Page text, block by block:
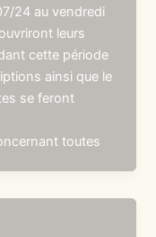
24 au vendredi
leurs
cette période
ainsi que le
se feront
toutes